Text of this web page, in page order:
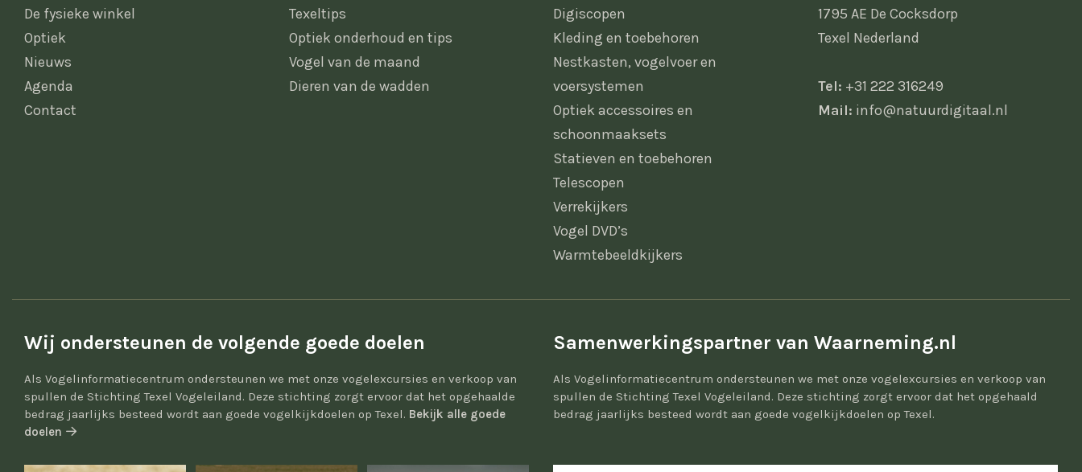
De fysieke winkel
Optiek
Nieuws
Agenda
Contact
Texeltips
Optiek onderhoud en tips
Vogel van de maand
Dieren van de wadden
Digiscopen
Kleding en toebehoren
Nestkasten, vogelvoer en
voersystemen
Optiek accessoires en
schoonmaaksets
Statieven en toebehoren
Telescopen
Verrekijkers
Vogel DVD’s
Warmtebeeldkijkers
1795 AE De Cocksdorp
Texel Nederland
Tel: +31 222 316249
Mail: info@natuurdigitaal.nl
Wij ondersteunen de volgende goede doelen
Als Vogelinformatiecentrum ondersteunen we met onze vogelexcursies en verkoop van
spullen de Stichting Texel Vogeleiland. Deze stichting zorgt ervoor dat het opgehaalde
bedrag jaarlijks besteed wordt aan goede vogelkijkdoelen op Texel. Bekijk alle goede
doelen
Samenwerkingspartner van Waarneming.nl
Als Vogelinformatiecentrum ondersteunen we met onze vogelexcursies en verkoop van
spullen de Stichting Texel Vogeleiland. Deze stichting zorgt ervoor dat het opgehaald
bedrag jaarlijks besteed wordt aan goede vogelkijkdoelen op Texel.